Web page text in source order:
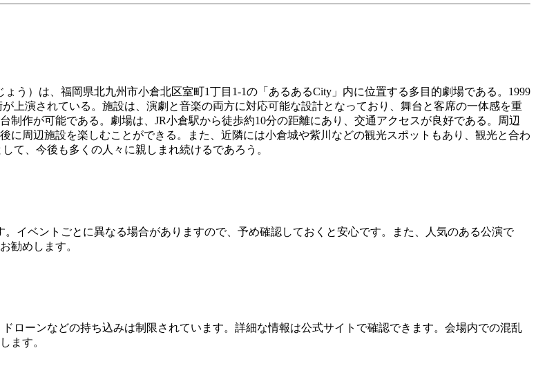
う）は、福岡県北九州市小倉北区室町1丁目1-1の「あるあるCity」内に位置する多目的劇場である。1999
上演されている。施設は、演劇と音楽の両方に対応可能な設計となっており、舞台と客席の一体感を重
作が可能である。劇場は、JR小倉駅から徒歩約10分の距離にあり、交通アクセスが良好である。周辺
周辺施設を楽しむことができる。また、近隣には小倉城や紫川などの観光スポットもあり、観光と合わ
て、今後も多くの人々に親しまれ続けるであろう。
イベントごとに異なる場合がありますので、予め確認しておくと安心です。また、人気のある公演で
勧めします。
ローンなどの持ち込みは制限されています。詳細な情報は公式サイトで確認できます。会場内での混乱
ます。